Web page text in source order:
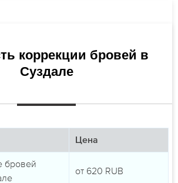
коррекции бровей в
Суздале
Цена
бровей
от 620 RUB